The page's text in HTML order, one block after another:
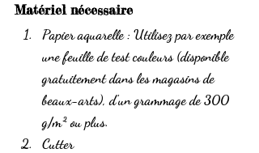
Matériel nécessaire
Papier aquarelle : Utilisez par exemple
une feuille de test couleurs (disponible
gratuitement dans les magasins de
beaux-arts), d'un grammage de 300
g/m² ou plus.
Cutter